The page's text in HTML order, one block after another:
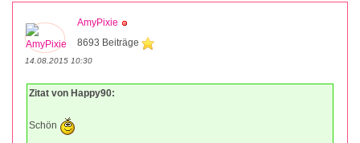
AmyPixie
8693 Beiträge
14.08.2015 10:30
Zitat von Happy90:
Schön